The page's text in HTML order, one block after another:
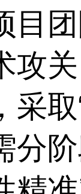
目
攻
采
分